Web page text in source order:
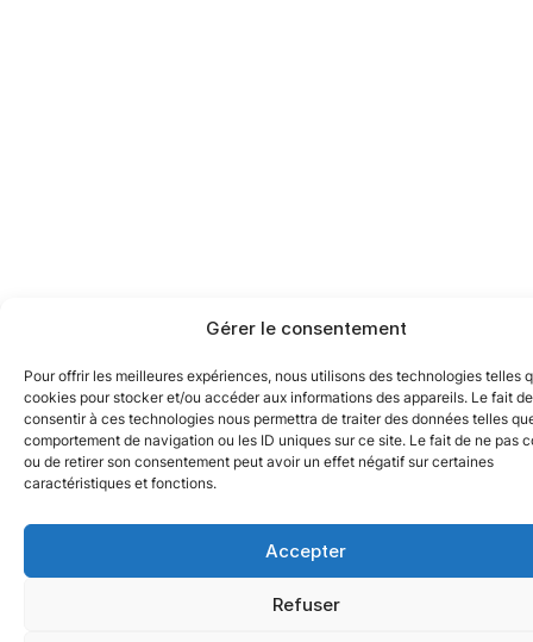
Gérer le consentement
Pour offrir les meilleures expériences, nous utilisons des technologies telles
cookies pour stocker et/ou accéder aux informations des appareils. Le fait de
consentir à ces technologies nous permettra de traiter des données telles
comportement de navigation ou les ID uniques sur ce site. Le fait de ne pas
ou de retirer son consentement peut avoir un effet négatif sur certaines
caractéristiques et fonctions.
Accepter
Refuser